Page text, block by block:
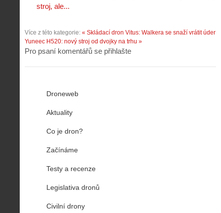
stroj, ale...
Více z této kategorie: « Skládací dron Vitus: Walkera se snaží vrátit úder
Yuneec H520: nový stroj od dvojky na trhu »
Pro psaní komentářů se přihlašte
Droneweb
Aktuality
Co je dron?
Začínáme
Testy a recenze
Legislativa dronů
Civilní drony